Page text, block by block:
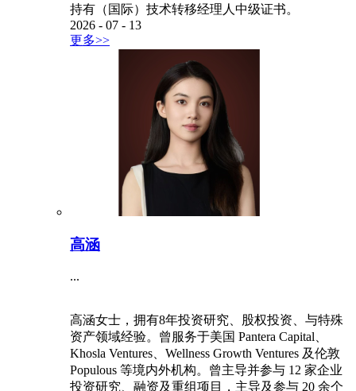
持有（国际）技术转移经理人中级证书。
2026 - 07 - 13
更多>>
高涵
...
高涵女士，拥有8年投资研究、股权投资、与特殊
资产领域经验。曾服务于美国 Pantera Capital、
Khosla Ventures、Wellness Growth Ventures 及伦敦
Populous 等境内外机构。曾主导并参与 12 家企业
投资研究、融资及重组项目，主导及参与 20 余个